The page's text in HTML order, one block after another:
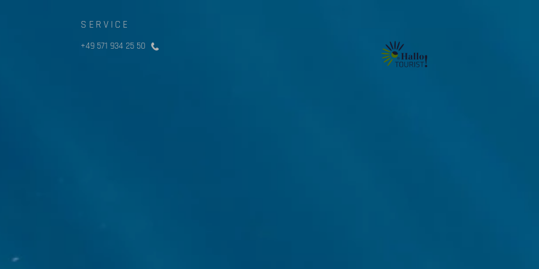
SERVICE
+49 571 934 25 50